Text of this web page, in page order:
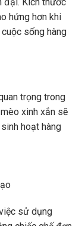
hứng hơn khi
sống hàng
trọng trong
xinh xắn sẽ
hoạt hàng
sử dụng